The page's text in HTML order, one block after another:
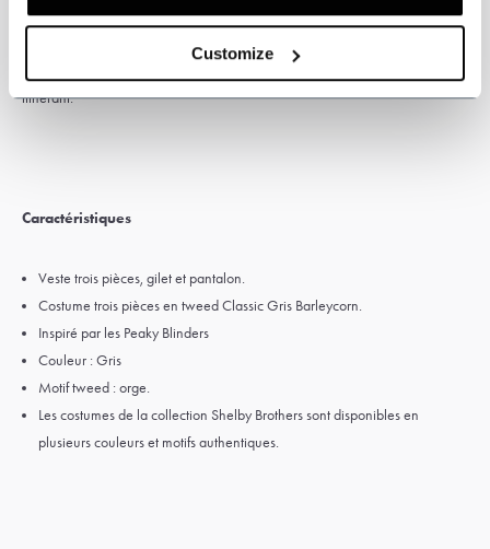
Customize
* Les articles personnalisés ne peuvent être ni échangés ni retournés.
Veuillez mesurer soigneusement pour la bonne taille de la combinaison. Si
itinérant.
Caractéristiques
Veste trois pièces, gilet et pantalon.
Costume trois pièces en tweed Classic Gris Barleycorn.
Inspiré par les Peaky Blinders
Couleur : Gris
Motif tweed : orge.
Les costumes de la collection Shelby Brothers sont disponibles en
plusieurs couleurs et motifs authentiques.